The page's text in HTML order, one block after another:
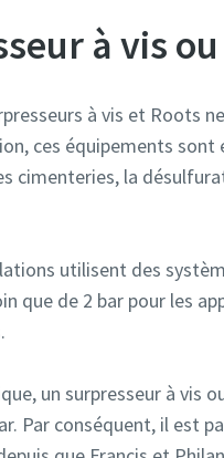
à vis
à vis et Roots
ces équipements
cimenteries, la
utilisent des
que de 2 bar pour les
un surpresseur à vis
Par conséquent, il est